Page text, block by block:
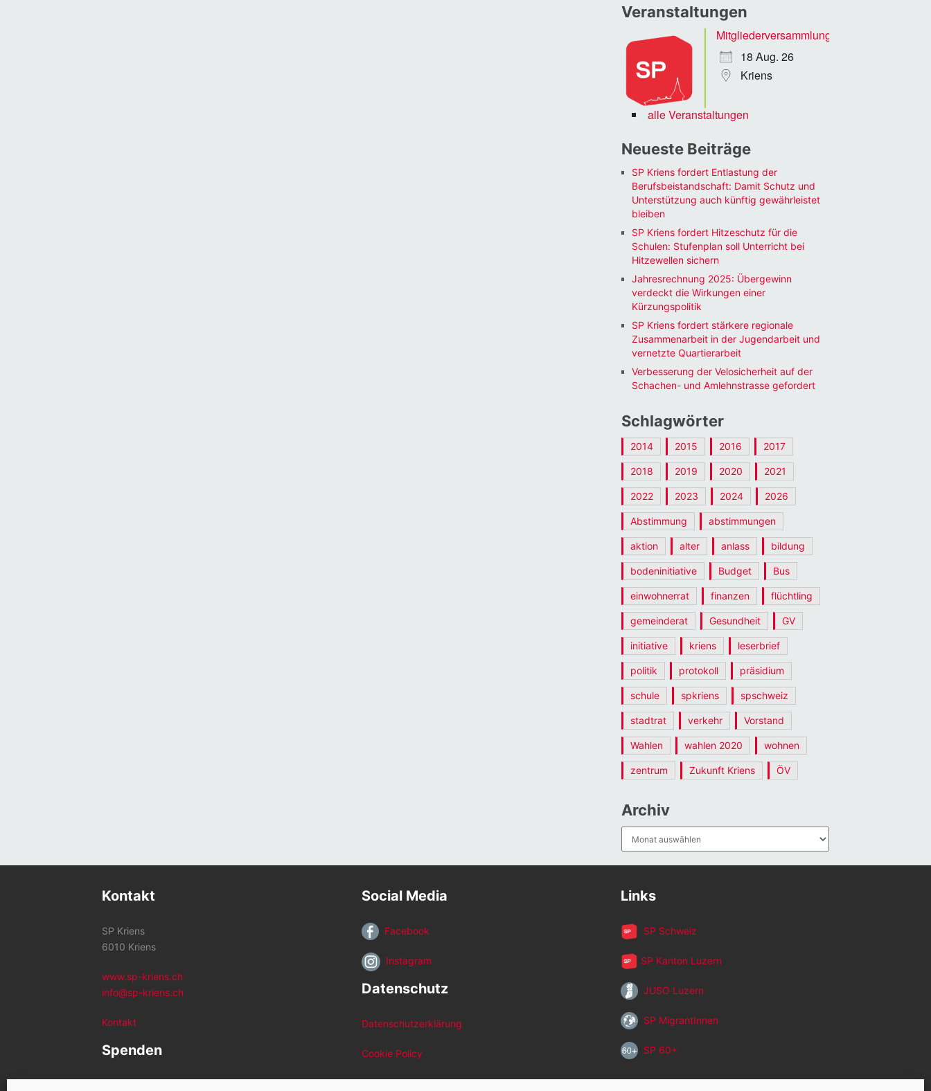
Veranstaltungen
Mitgliederversammlung
18 Aug. 26
Kriens
alle Veranstaltungen
Neueste Beiträge
SP Kriens fordert Entlastung der
Berufsbeistandschaft: Damit Schutz und
Unterstützung auch künftig gewährleistet
bleiben
SP Kriens fordert Hitzeschutz für die
Schulen: Stufenplan soll Unterricht bei
Hitzewellen sichern
Jahresrechnung 2025: Übergewinn
verdeckt die Wirkungen einer
Kürzungspolitik
SP Kriens fordert stärkere regionale
Zusammenarbeit in der Jugendarbeit und
vernetzte Quartierarbeit
Verbesserung der Velosicherheit auf der
Schachen- und Amlehnstrasse gefordert
Schlagwörter
2014 2015 2016 2017
2018 2019 2020 2021
2022 2023 2024 2026
Abstimmung abstimmungen
aktion alter anlass bildung
bodeninitiative Budget Bus
einwohnerrat finanzen flüchtling
gemeinderat Gesundheit GV
initiative kriens leserbrief
politik protokoll präsidium
schule spkriens spschweiz
stadtrat verkehr Vorstand
Wahlen wahlen 2020 wohnen
zentrum Zukunft Kriens ÖV
Archiv
Kontakt
SP Kriens
6010 Kriens
www.sp-kriens.ch
info@sp-kriens.ch
Kontakt
Spenden
Social Media
Facebook
Instagram
Datenschutz
Datenschutzerklärung
Cookie Policy
Links
SP Schweiz
SP Kanton Luzern
JUSO Luzern
SP MigrantInnen
SP 60+